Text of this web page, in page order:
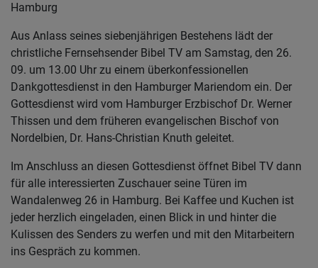
Hamburg
Aus Anlass seines siebenjährigen Bestehens lädt der
christliche Fernsehsender Bibel TV am Samstag, den 26.
09. um 13.00 Uhr zu einem überkonfessionellen
Dankgottesdienst in den Hamburger Mariendom ein. Der
Gottesdienst wird vom Hamburger Erzbischof Dr. Werner
Thissen und dem früheren evangelischen Bischof von
Nordelbien, Dr. Hans-Christian Knuth geleitet.
Im Anschluss an diesen Gottesdienst öffnet Bibel TV dann
für alle interessierten Zuschauer seine Türen im
Wandalenweg 26 in Hamburg. Bei Kaffee und Kuchen ist
jeder herzlich eingeladen, einen Blick in und hinter die
Kulissen des Senders zu werfen und mit den Mitarbeitern
ins Gespräch zu kommen.